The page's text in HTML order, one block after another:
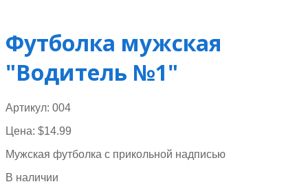
Футболка мужская
"Водитель №1"
Артикул: 004
Цена: $14.99
Мужская футболка с прикольной надписью
В наличии